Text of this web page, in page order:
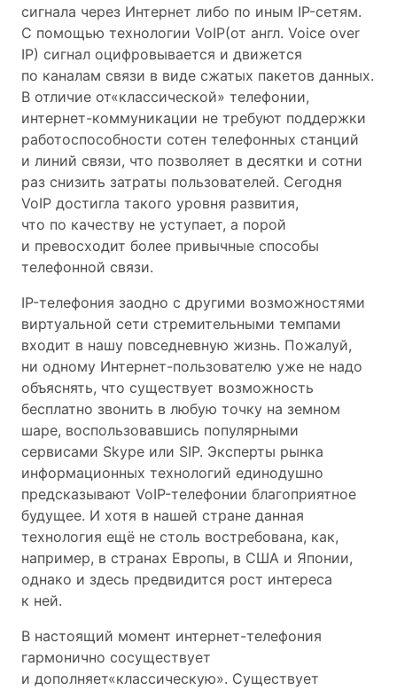
сигнала через Интернет либо по иным IP-сетям.
С помощью технологии VoIP(от англ. Voice over
IP) сигнал оцифровывается и движется
по каналам связи в виде сжатых пакетов данных.
В отличие от«классической» телефонии,
интернет-коммуникации не требуют поддержки
работоспособности сотен телефонных станций
и линий связи, что позволяет в десятки и сотни
раз снизить затраты пользователей. Сегодня
VoIP достигла такого уровня развития,
что по качеству не уступает, а порой
и превосходит более привычные способы
телефонной связи.
IP-телефония заодно с другими возможностями
виртуальной сети стремительными темпами
входит в нашу повседневную жизнь. Пожалуй,
ни одному Интернет-пользователю уже не надо
объяснять, что существует возможность
бесплатно звонить в любую точку на земном
шаре, воспользовавшись популярными
сервисами Skype или SIP. Эксперты рынка
информационных технологий единодушно
предсказывают VoIP-телефонии благоприятное
будущее. И хотя в нашей стране данная
технология ещё не столь востребована, как,
например, в странах Европы, в США и Японии,
однако и здесь предвидится рост интереса
к ней.
В настоящий момент интернет-телефония
гармонично сосуществует
и дополняет«классическую». Существует